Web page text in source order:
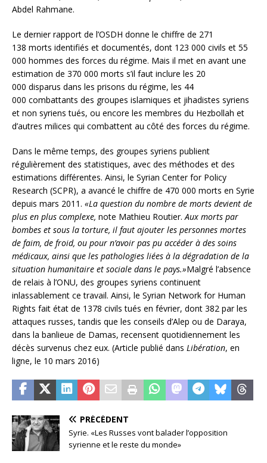
Abdel Rahmane.
Le dernier rapport de l’OSDH donne le chiffre de 271
138 morts identifiés et documentés, dont 123 000 civils et 55
000 hommes des forces du régime. Mais il met en avant une
estimation de 370 000 morts s’il faut inclure les 20
000 disparus dans les prisons du régime, les 44
000 combattants des groupes islamiques et jihadistes syriens
et non syriens tués, ou encore les membres du Hezbollah et
d’autres milices qui combattent au côté des forces du régime.
Dans le même temps, des groupes syriens publient
régulièrement des statistiques, avec des méthodes et des
estimations différentes. Ainsi, le Syrian Center for Policy
Research (SCPR), a avancé le chiffre de 470 000 morts en Syrie
depuis mars 2011. «La question du nombre de morts devient de
plus en plus complexe, note Mathieu Routier. Aux morts par
bombes et sous la torture, il faut ajouter les personnes mortes
de faim, de froid, ou pour n’avoir pas pu accéder à des soins
médicaux, ainsi que les pathologies liées à la dégradation de la
situation humanitaire et sociale dans le pays.»Malgré l’absence
de relais à l’ONU, des groupes syriens continuent
inlassablement ce travail. Ainsi, le Syrian Network for Human
Rights fait état de 1378 civils tués en février, dont 382 par les
attaques russes, tandis que les conseils d’Alep ou de Daraya,
dans la banlieue de Damas, recensent quotidiennement les
décès survenus chez eux. (Article publié dans Libération, en
ligne, le 10 mars 2016)
PRÉCÉDENT
Syrie. «Les Russes vont balader l’opposition
syrienne et le reste du monde»